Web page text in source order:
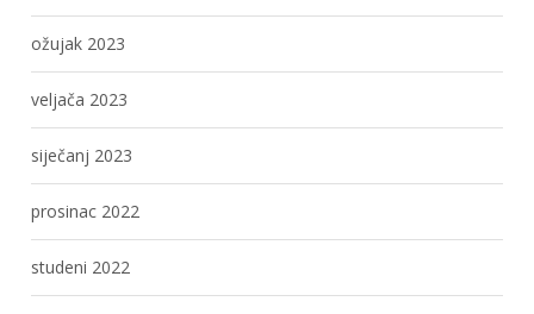
ožujak 2023
veljača 2023
siječanj 2023
prosinac 2022
studeni 2022